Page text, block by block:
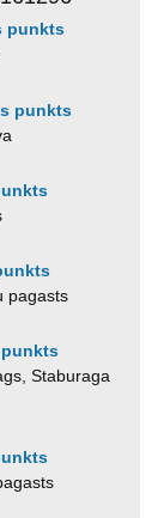
punkts
punkts
pagasts
Staburaga